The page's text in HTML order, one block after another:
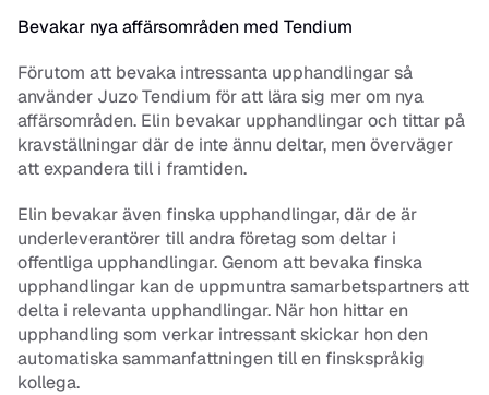
Bevakar nya affärsområden med Tendium
Förutom att bevaka intressanta upphandlingar så
använder Juzo Tendium för att lära sig mer om nya
affärsområden. Elin bevakar upphandlingar och tittar på
kravställningar där de inte ännu deltar, men överväger
att expandera till i framtiden.
Elin bevakar även finska upphandlingar, där de är
underleverantörer till andra företag som deltar i
offentliga upphandlingar. Genom att bevaka finska
upphandlingar kan de uppmuntra samarbetspartners att
delta i relevanta upphandlingar. När hon hittar en
upphandling som verkar intressant skickar hon den
automatiska sammanfattningen till en finskspråkig
kollega.